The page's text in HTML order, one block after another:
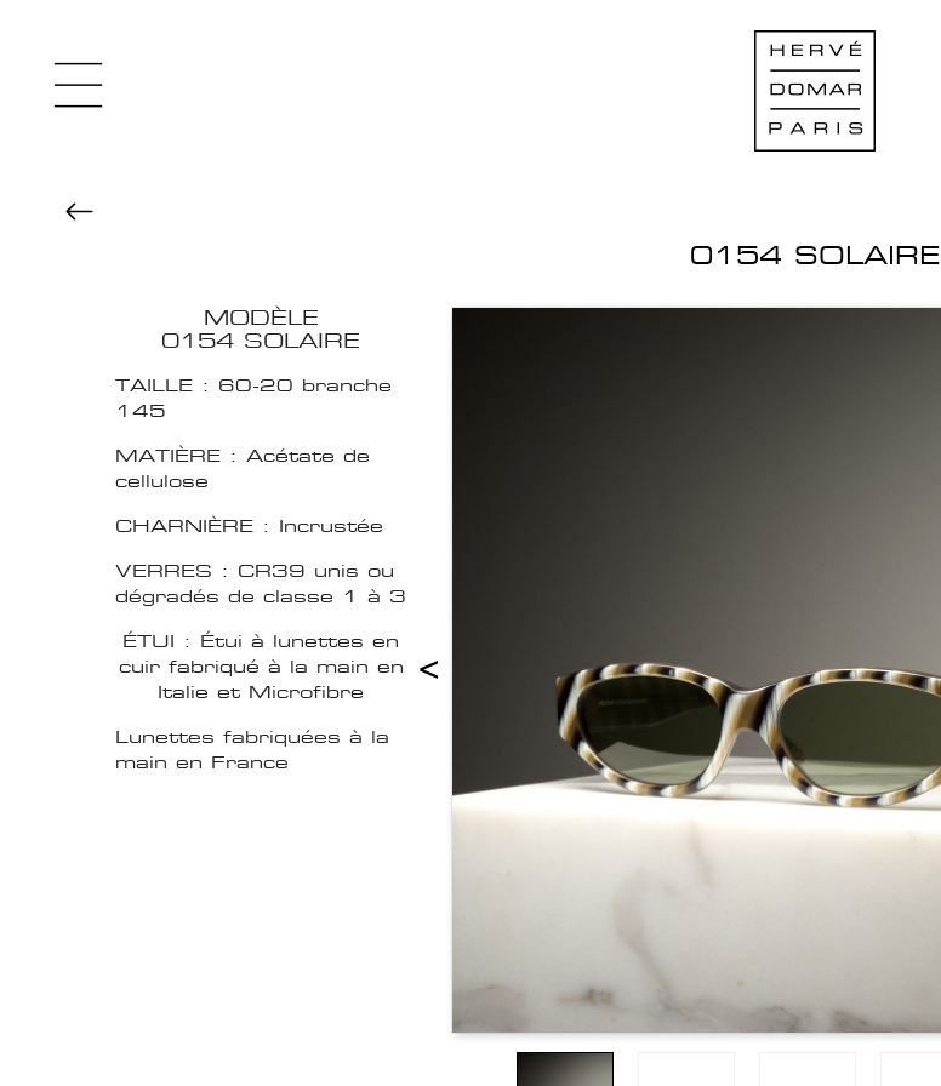
0154 SOLAIRE
MODÈLE
0154 SOLAIRE
TAILLE : 60-20 branche
145
MATIÈRE : Acétate de
cellulose
CHARNIÈRE : Incrustée
VERRES : CR39 unis ou
dégradés de classe 1 à 3
ÉTUI : Étui à lunettes en
cuir fabriqué à la main en
Italie et Microfibre
Lunettes fabriquées à la
main en France
<